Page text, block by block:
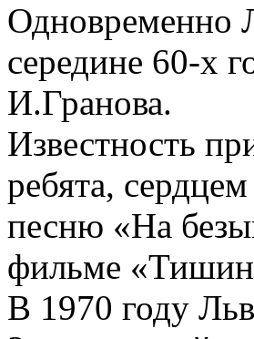
Одновременно
середине 60-х
И.Гранова.
Известность
ребята,
песню «На
фильме
В 1970 году